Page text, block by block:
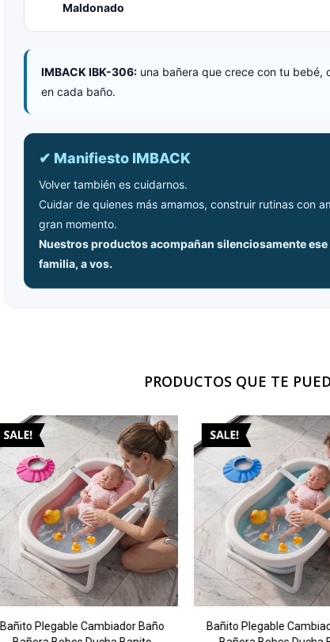
Maldonado
IMBACK IBK-306: una bañera que crece con tu
en cada baño.
✔ Manifiesto IMBACK
Volver también es cuidarnos.
Cuidar de quienes más amamos, construir rutinas con
gran momento.
Nuestros productos acompañan silenciosamente ese
familia, a vos.
PRODUCTOS QUE TE
Bañito Plegable Cambiador Baño
Bañito Plegable